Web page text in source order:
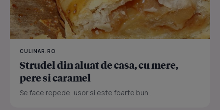
CULINAR.RO
Strudel din aluat de casa, cu mere,
pere si caramel
Se face repede, usor si este foarte bun...